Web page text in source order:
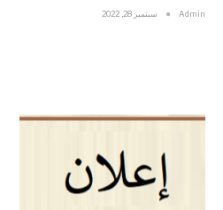
Admin سبتمبر 28, 2022